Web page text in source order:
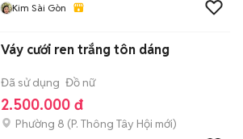
Kim Sài Gòn
Váy cưới ren trắng tôn dáng
Đã sử dụng Đồ nữ
2.500.000 đ
Phường 8 (P. Thông Tây Hội mới)